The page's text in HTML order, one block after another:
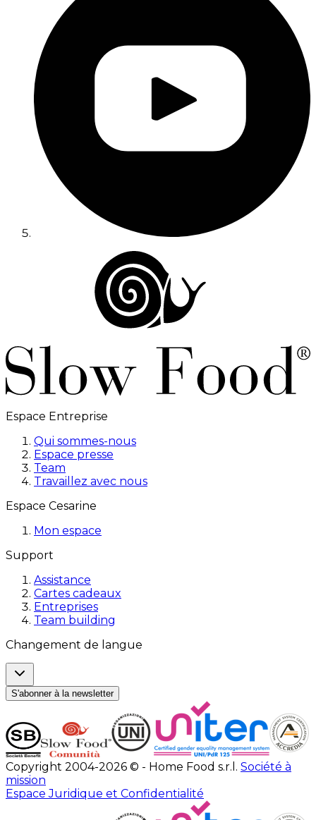
Espace Entreprise
Qui sommes-nous
Espace presse
Team
Travaillez avec nous
Espace Cesarine
Mon espace
Support
Assistance
Cartes cadeaux
Entreprises
Team building
Changement de langue
S'abonner à la newsletter
Copyright 2004-2026 © - Home Food s.r.l. Société à
mission
Espace Juridique et Confidentialité